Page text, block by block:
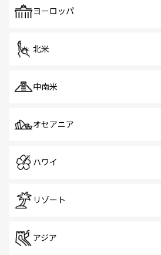
で、ホーカーズは地元の風情を
ヨーロッパ
北米
中南米
オセアニア
ハワイ
リゾート
アジア